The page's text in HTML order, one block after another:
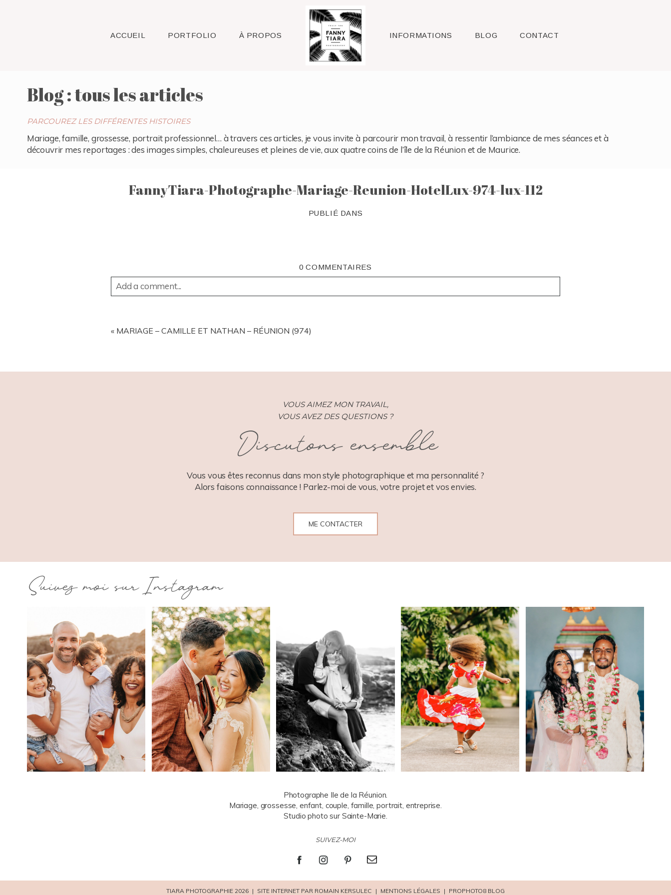
ACCUEIL PORTFOLIO À PROPOS Raleigh INFORMATIONS BLOG CONTACT
Blog : tous les articles
PARCOUREZ LES DIFFÉRENTES HISTOIRES
Mariage, famille, grossesse, portrait professionnel… à travers ces articles, je vous invite à parcourir mon travail, à ressentir l’ambiance de mes séances et à
découvrir mes reportages : des images simples, chaleureuses et pleines de vie, aux quatre coins de l’île de la Réunion et de Maurice.
FannyTiara-Photographe-Mariage-Reunion-HotelLux-974-lux-112
PUBLIÉ DANS
0 COMMENTAIRES
Add a comment...
« MARIAGE – CAMILLE ET NATHAN – RÉUNION (974)
VOUS AIMEZ MON TRAVAIL,
VOUS AVEZ DES QUESTIONS ?
Discutons ensemble
Vous vous êtes reconnus dans mon style photographique et ma personnalité ?
Alors faisons connaissance ! Parlez-moi de vous, votre projet et vos envies.
ME CONTACTER
Suivez moi sur Instagram
Photographe Ile de la Réunion.
Mariage, grossesse, enfant, couple, famille, portrait, entreprise.
Studio photo sur Sainte-Marie.
SUIVEZ-MOI
TIARA PHOTOGRAPHIE 2026 | SITE INTERNET PAR ROMAIN KERSULEC | MENTIONS LÉGALES | PROPHOTO8 BLOG